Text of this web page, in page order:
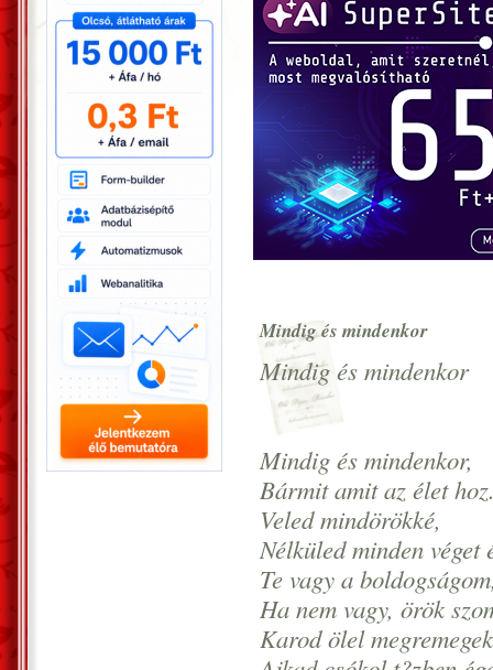
Mindig és mindenkor
Mindig és mindenkor
Mindig és mindenkor,
Bármit amit az élet
Veled mindörökké,
Nélküled minden véget
Te vagy a
Ha nem vagy, örök
Karod ölel